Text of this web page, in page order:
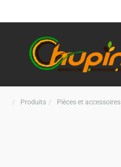
Produits Pièces et accessoires